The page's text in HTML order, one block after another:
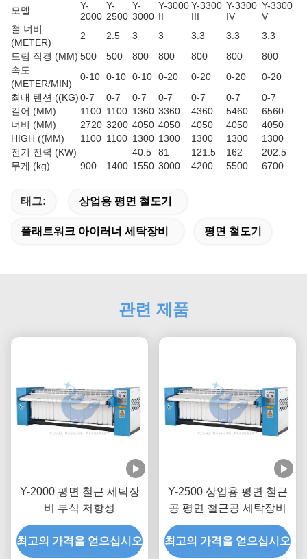
모델
Y-
2000
Y-
2500
Y-
3000
Y-3000
II
Y-3300
III
Y-3300
IV
Y-3300
V
철 너비
(METER)
2 2.5 3 3 3.3 3.3
3.3
드럼 직경 (MM) 500 500 800 800 800 800
800
속도
(METER/MIN)
0-10 0-10 0-10 0-20 0-20 0-20
0-20
최대 텐션 ((KG)0-7 0-7 0-7 0-7 0-7 0-7
0-7
길어 (MM)
1100 1100 1360 3360 4360 5460
6560
너비 (MM)
2720 3200 4050 4050 4050 4050
4050
HIGH ((MM)
1100 1100 1300 1300 1300 1300
1300
전기 전력 (KW)
40.5 81 121.5 162
202.5
무게 (kg)
900 1400 1550 3000 4200 5500 6700
태그: 상업용 평면 철도기
플래트워크 아이러너 세탁장비 평면 철도기
관련 제품
Y-2000 평면 철근 세탁장
비 부식 저항성
최고의 가격을 얻으십시오
Y-2500 상업용 평면 철근
공 평면 철근공 세탁장비
최고의 가격을 얻으십시오